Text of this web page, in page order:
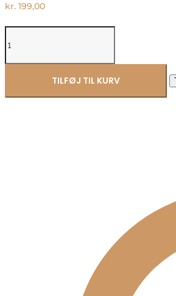
kr. 199,00
Hoops
øreringe
rustfrit
CO88
TILFØJ TIL KURV